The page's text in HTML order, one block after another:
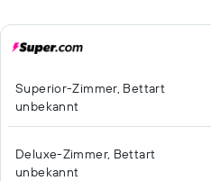
Superior-Zimmer, Bettart
unbekannt
Deluxe-Zimmer, Bettart
unbekannt